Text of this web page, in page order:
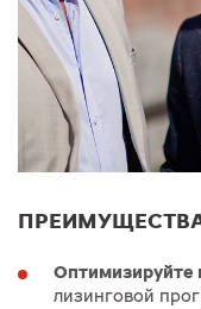
ПРЕИМУЩЕСТВА
Оптимизируйте
лизинговой